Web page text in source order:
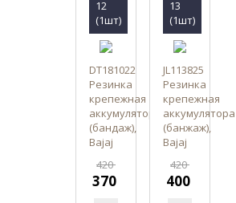
12
(1шт)
DT181022
Резинка
крепежная
аккумулятора
(бандаж),
Bajaj
420
370
13
(1шт)
JL113825
Резинка
крепежная
аккумулятора
(банжаж),
Bajaj
420
400